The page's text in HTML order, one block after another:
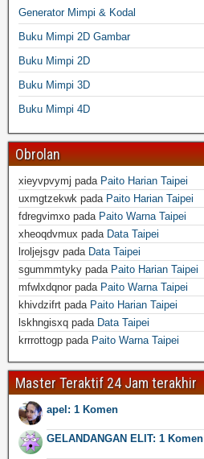
Generator Mimpi & Kodal
Buku Mimpi 2D Gambar
Buku Mimpi 2D
Buku Mimpi 3D
Buku Mimpi 4D
Obrolan
xieyvpvymj pada Paito Harian Taipei
uxmgtzekwk pada Paito Harian Taipei
fdregvimxo pada Paito Warna Taipei
xheoqdvmux pada Data Taipei
lroljejsgv pada Data Taipei
sgummmtyky pada Paito Harian Taipei
mfwlxdqnor pada Paito Warna Taipei
khivdzifrt pada Paito Harian Taipei
lskhngisxq pada Data Taipei
krrrottogp pada Paito Warna Taipei
Master Teraktif 24 Jam terakhir
apel: 1 Komen
GELANDANGAN ELIT: 1 Komen